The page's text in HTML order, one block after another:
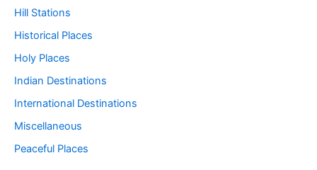
Hill Stations
Historical Places
Holy Places
Indian Destinations
International Destinations
Miscellaneous
Peaceful Places